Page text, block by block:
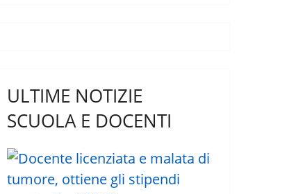
ULTIME NOTIZIE
SCUOLA E DOCENTI